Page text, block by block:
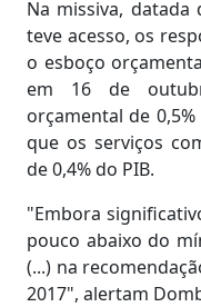
Na missiva, datada
teve acesso, os
o esboço
em 16 de
orçamental de
que os serviços
de 0,4% do PIB.
"Embora
pouco abaixo do
(...) na
2017", alertam